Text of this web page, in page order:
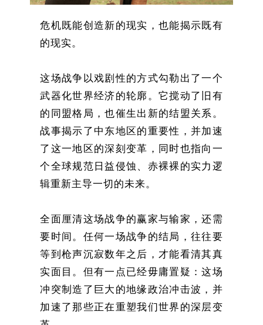
危机既能创造新的现实，也能揭示既有
的现实。
这场战争以戏剧性的方式勾勒出了一个
武器化世界经济的轮廓。它搅动了旧有
的同盟格局，也催生出新的结盟关系。
战事揭示了中东地区的重要性，并加速
了这一地区的深刻变革，同时也指向一
个全球规范日益侵蚀、赤裸裸的实力逻
辑重新主导一切的未来。
全面厘清这场战争的赢家与输家，还需
要时间。任何一场战争的结局，往往要
等到枪声沉寂数年之后，才能看清其真
实面目。但有一点已经毋庸置疑：这场
冲突制造了巨大的地缘政治冲击波，并
加速了那些正在重塑我们世界的深层变